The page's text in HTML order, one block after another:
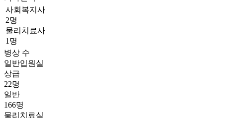
사회복지사
2명
물리치료사
1명
병상 수
일반입원실
상급
22명
일반
166명
물리치료실